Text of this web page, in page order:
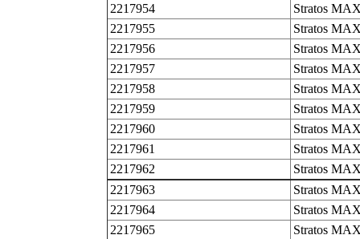
2217954
Stratos
2217955
Stratos
2217956
Stratos
2217957
Stratos
2217958
Stratos
2217959
Stratos
2217960
Stratos
2217961
Stratos
2217962
Stratos
2217963
Stratos
2217964
Stratos
2217965
Stratos